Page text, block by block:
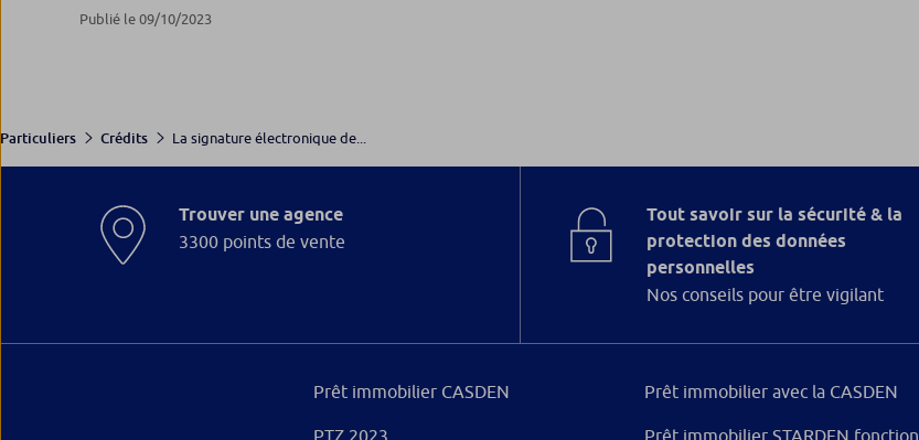
Publié le 09/10/2023
Particuliers Crédits La signature électronique de...
Trouver une agence
3300 points de vente
Tout savoir sur la sécurité & la
protection des données
personnelles
Nos conseils pour être vigilant
Prêt immobilier CASDEN Prêt immobilier avec la CASDEN
PTZ 2023
Prêt immobilier STARDEN fonction